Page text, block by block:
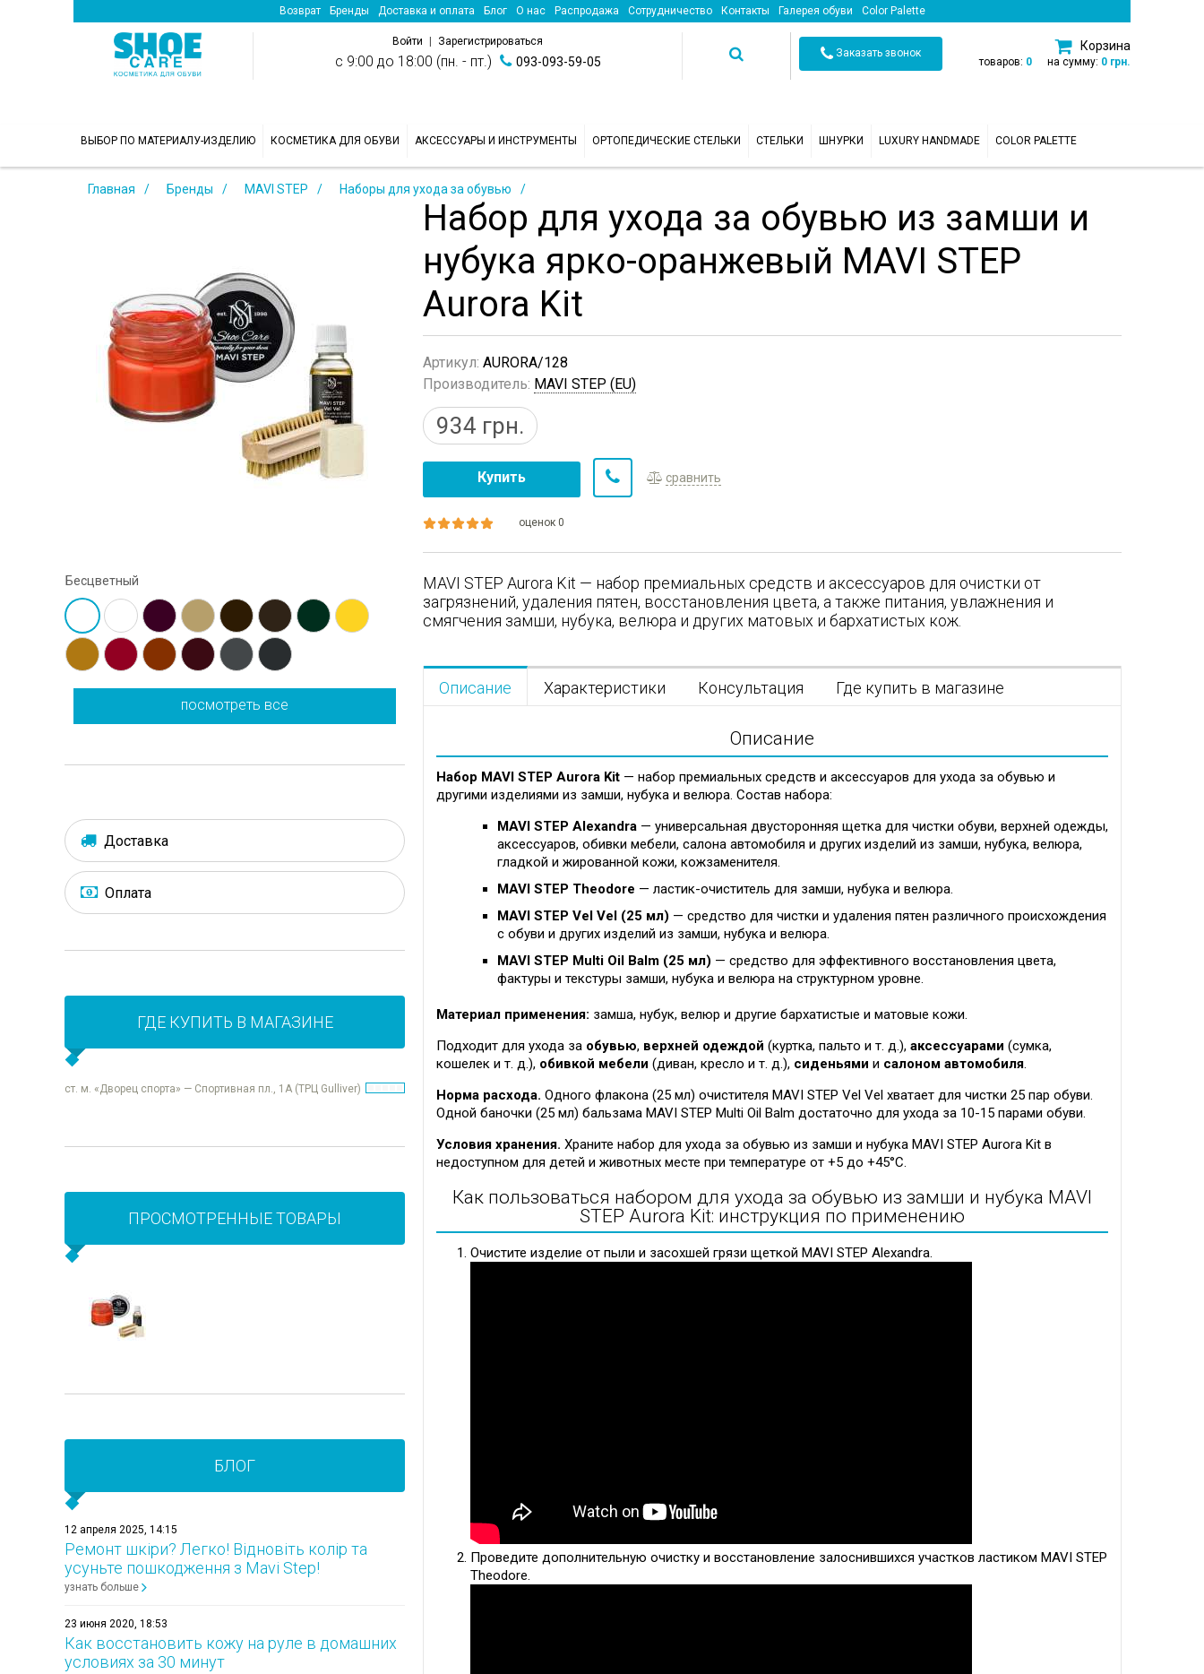
Возврат Бренды Доставка и оплата Блог О нас Распродажа Сотрудничество Контакты Галерея обуви Color Palette
Войти Зарегистрироваться
с 9:00 до 18:00 (пн. - пт.) 093-093-59-05
Заказать звонок
Корзина
товаров: 0 на сумму: 0 грн.
ВЫБОР ПО МАТЕРИАЛУ-ИЗДЕЛИЮ КОСМЕТИКА ДЛЯ ОБУВИ АКСЕССУАРЫ И ИНСТРУМЕНТЫ ОРТОПЕДИЧЕСКИЕ СТЕЛЬКИ СТЕЛЬКИ ШНУРКИ LUXURY HANDMADE COLOR PALETTE
Главная Бренды MAVI STEP Наборы для ухода за обувью
Бесцветный
посмотреть все
Набор для ухода за обувью из замши и
нубука ярко-оранжевый MAVI STEP
Aurora Kit
Артикул: AURORA/128
Производитель: MAVI STEP (EU)
934 грн.
Купить сравнить
оценок 0
MAVI STEP Aurora Kit — набор премиальных средств и аксессуаров для очистки от
загрязнений, удаления пятен, восстановления цвета, а также питания, увлажнения и
смягчения замши, нубука, велюра и других матовых и бархатистых кож.
Описание Характеристики Консультация Где купить в магазине
Описание
Набор MAVI STEP Aurora Kit — набор премиальных средств и аксессуаров для ухода за обувью и
другими изделиями из замши, нубука и велюра. Состав набора:
MAVI STEP Alexandra— универсальная двусторонняя щетка для чистки обуви, верхней одежды,
аксессуаров, обивки мебели, салона автомобиля и других изделий из замши, нубука, велюра,
гладкой и жированной кожи, кожзаменителя.
MAVI STEP Theodore — ластик-очиститель для замши, нубука и велюра.
MAVI STEP Vel Vel (25 мл) — средство для чистки и удаления пятен различного происхождения
с обуви и других изделий из замши, нубука и велюра.
MAVI STEP Multi Oil Balm (25 мл) — средство для эффективного восстановления цвета,
фактуры и текстуры замши, нубука и велюра на структурном уровне.
Материал применения: замша, нубук, велюр и другие бархатистые и матовые кожи.
Подходит для ухода за обувью, верхней одеждой (куртка, пальто и т. д.), аксессуарами (сумка,
кошелек и т. д.), обивкой мебели (диван, кресло и т. д.), сиденьями и салоном автомобиля.
Норма расхода. Одного флакона (25 мл) очистителя MAVI STEP Vel Vel хватает для чистки 25 пар обуви.
Одной баночки (25 мл) бальзама MAVI STEP Multi Oil Balm достаточно для ухода за 10-15 парами обуви.
Условия хранения. Храните набор для ухода за обувью из замши и нубука MAVI STEP Aurora Kit в
недоступном для детей и животных месте при температуре от +5 до +45°C.
Как пользоваться набором для ухода за обувью из замши и нубука MAVI
STEP Aurora Kit: инструкция по применению
Очистите изделие от пыли и засохшей грязи щеткой MAVI STEP Alexandra.
Проведите дополнительную очистку и восстановление залоснившихся участков ластиком MAVI STEP
Theodore.
Доставка
Оплата
ГДЕ КУПИТЬ В МАГАЗИНЕ
ст. м. «Дворец спорта» — Спортивная пл., 1А (ТРЦ Gulliver)
ПРОСМОТРЕННЫЕ ТОВАРЫ
БЛОГ
12 апреля 2025, 14:15
Ремонт шкіри? Легко! Відновіть колір та
усуньте пошкодження з Mavi Step!
узнать больше
23 июня 2020, 18:53
Как восстановить кожу на руле в домашних
условиях за 30 минут